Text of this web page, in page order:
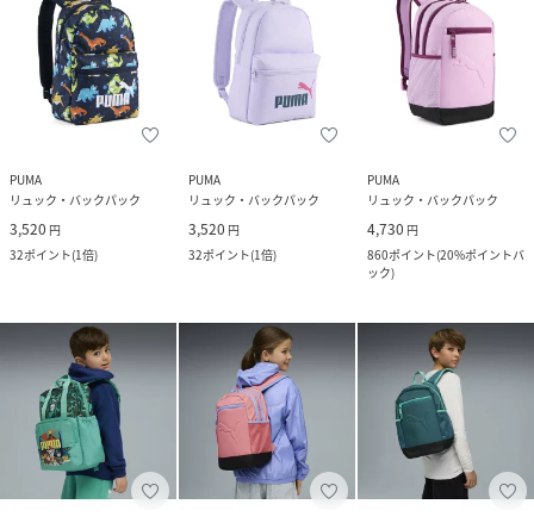
PUMA
リュック・バックパック
3,520 円
32ポイント(1倍)
PUMA
リュック・バックパック
3,520 円
32ポイント(1倍)
PUMA
リュック・バックパック
4,730 円
860ポイント(20%ポイントバ
ック)